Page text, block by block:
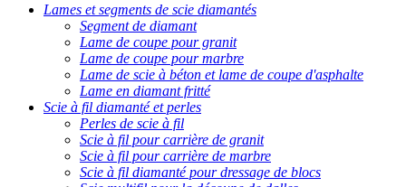
Lames et segments de scie diamantés
Segment de diamant
Lame de coupe pour granit
Lame de coupe pour marbre
Lame de scie à béton et lame de coupe d'asphalte
Lame en diamant fritté
Scie à fil diamanté et perles
Perles de scie à fil
Scie à fil pour carrière de granit
Scie à fil pour carrière de marbre
Scie à fil diamanté pour dressage de blocs